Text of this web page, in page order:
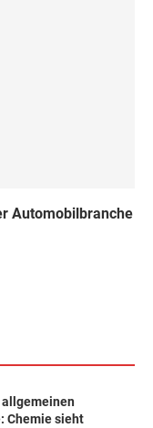
Automobilbranche
allgemeinen
Chemie sieht